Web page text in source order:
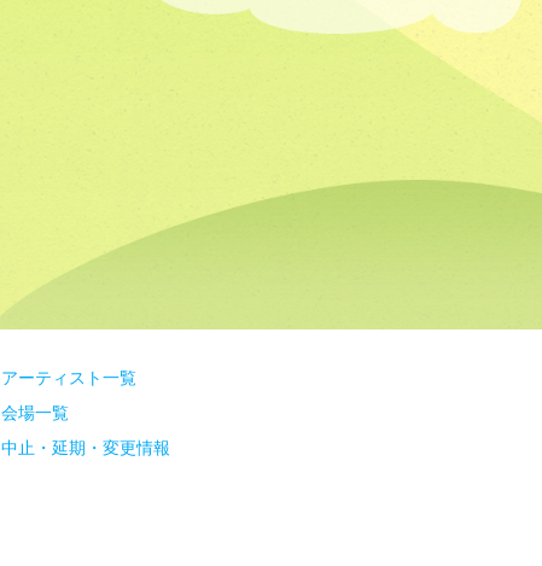
アーティスト一覧
会場一覧
中止・延期・変更情報